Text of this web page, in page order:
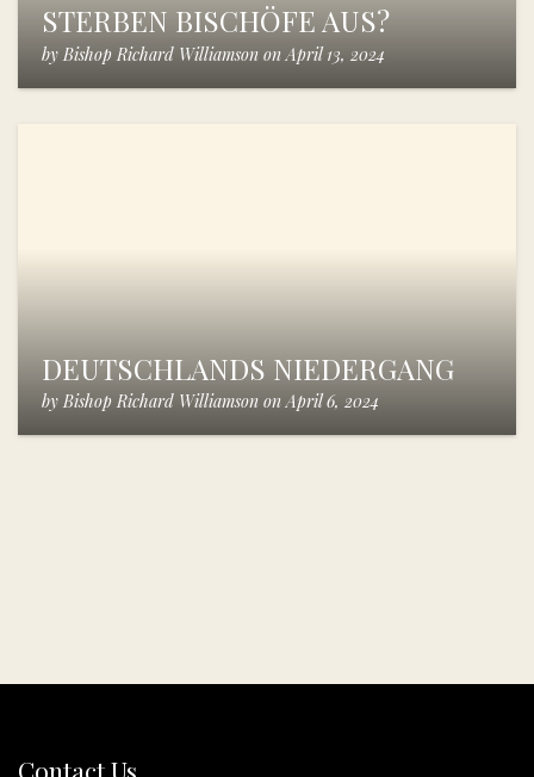
STERBEN BISCHÖFE AUS?
by Bishop Richard Williamson onApril 13, 2024
DEUTSCHLANDS NIEDERGANG
by Bishop Richard Williamson onApril 6, 2024
Contact Us